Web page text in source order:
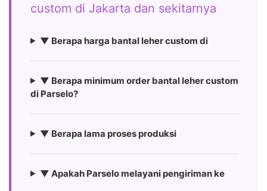
custom di Jakarta dan sekitarnya
▼ Berapa harga bantal leher custom di
▼ Berapa minimum order bantal leher custom
di Parselo?
▼ Berapa lama proses produksi
▼ Apakah Parselo melayani pengiriman ke